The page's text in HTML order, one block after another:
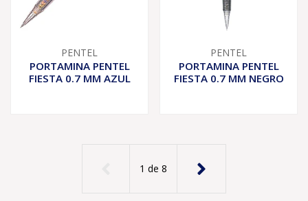
PENTEL
PORTAMINA PENTEL
FIESTA 0.7 MM AZUL
PENTEL
PORTAMINA PENTEL
FIESTA 0.7 MM NEGRO
1 de 8